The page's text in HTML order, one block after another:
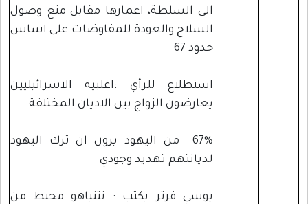
الى السلطة، اعمارها مقابل منع وصول
السلاح والعودة للمفاوضات على اساس
حدود 67
استطلاع للرأي :اغلبية الاسرائيليين
يعارضون الزواج بين الاديان المختلفة
67% من اليهود يرون ان ترك اليهود
لديانتهم تهديد وجودي
يوسي فرتر يكتب : نتنياهو محبط من